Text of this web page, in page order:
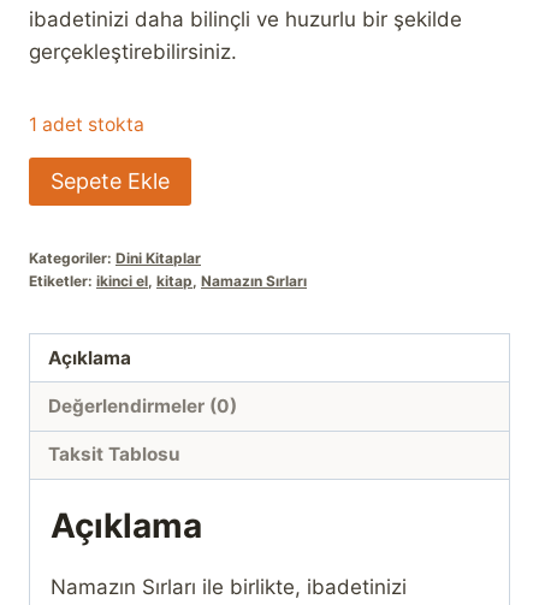
ibadetinizi daha bilinçli ve huzurlu bir şekilde
gerçekleştirebilirsiniz.
1 adet stokta
Namazın
Sırları
Sepete Ekle
Kategoriler: Dini Kitaplar
Etiketler: ikinci el, kitap, Namazın Sırları
Açıklama
Değerlendirmeler (0)
Taksit Tablosu
Açıklama
Namazın Sırları ile birlikte, ibadetinizi